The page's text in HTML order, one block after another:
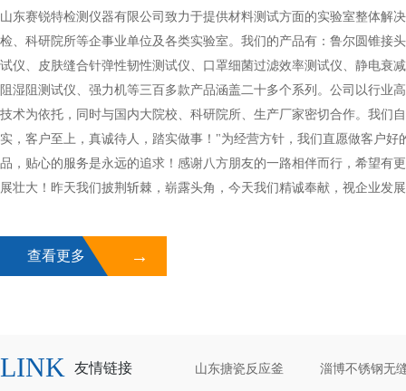
山东赛锐特检测仪器有限公司致力于提供材料测试方面的实验室整体解
检、科研院所等企事业单位及各类实验室。我们的产品有：鲁尔圆锥接
试仪、皮肤缝合针弹性韧性测试仪、口罩细菌过滤效率测试仪、静电衰
阻湿阻测试仪、强力机等三百多款产品涵盖二十多个系列。公司以行业
技术为依托，同时与国内大院校、科研院所、生产厂家密切合作。我们
实，客户至上，真诚待人，踏实做事！"为经营方针，我们直愿做客户好
品，贴心的服务是永远的追求！感谢八方朋友的一路相伴而行，希望有
展壮大！昨天我们披荆斩棘，崭露头角，今天我们精诚奉献，视企业发
查看更多 →
LINK 友情链接 山东搪瓷反应釜 淄博不锈钢无